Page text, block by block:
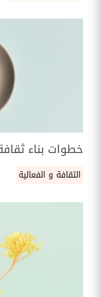
خطوات بناء
الثقافة و الفعالية